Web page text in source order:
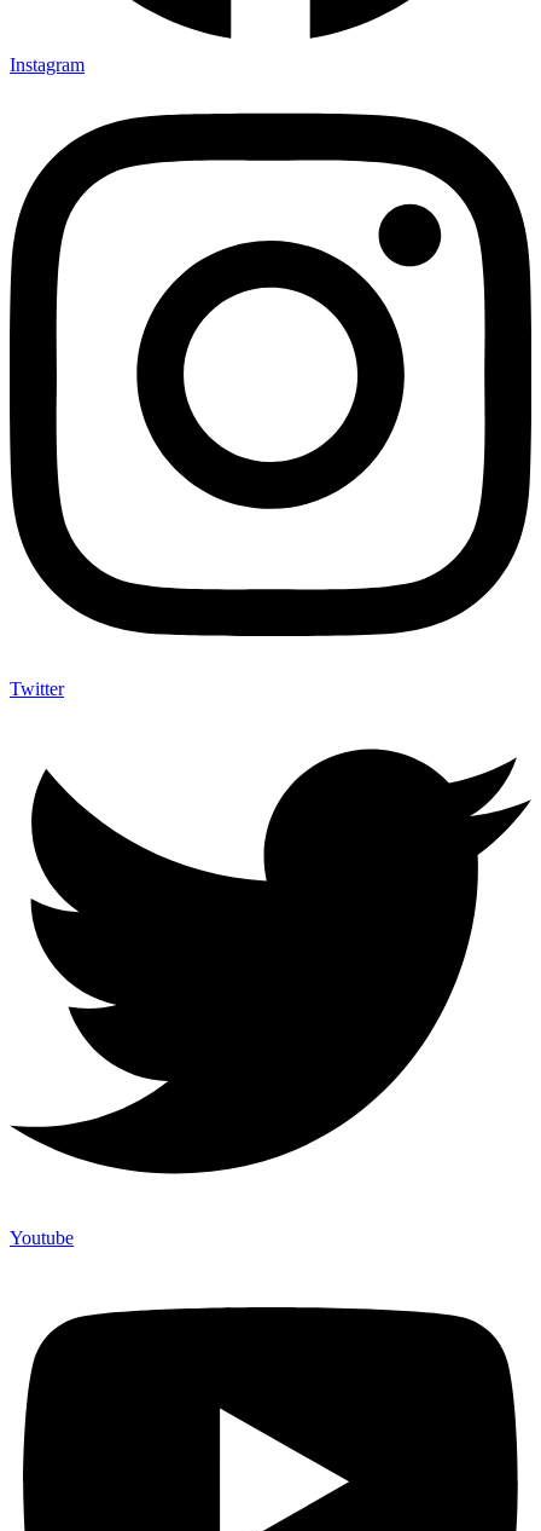
Instagram
Twitter
Youtube